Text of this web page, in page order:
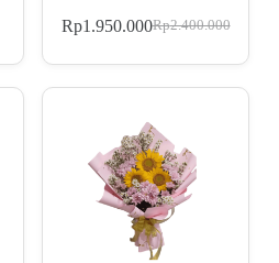
Rp2.400.000
Rp1.950.000